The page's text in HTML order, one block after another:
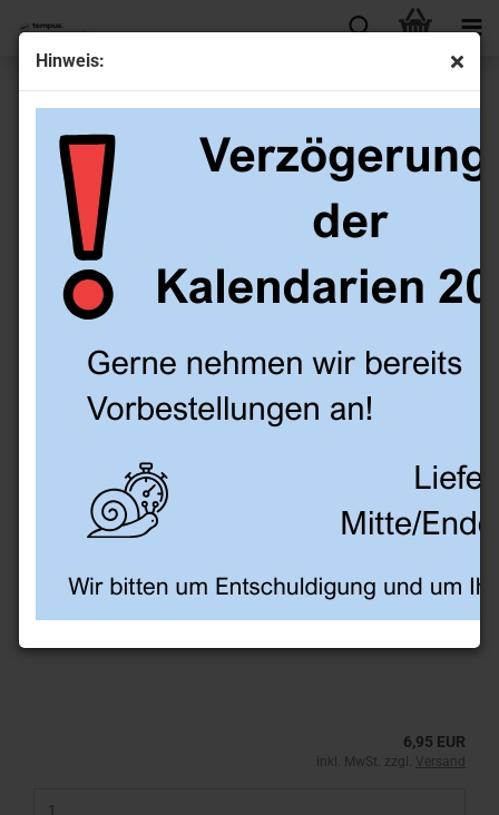
Hinweis:
Notizpapier
Notizpapier blanko, A5
6,95 EUR
inkl. MwSt. zzgl. Versand